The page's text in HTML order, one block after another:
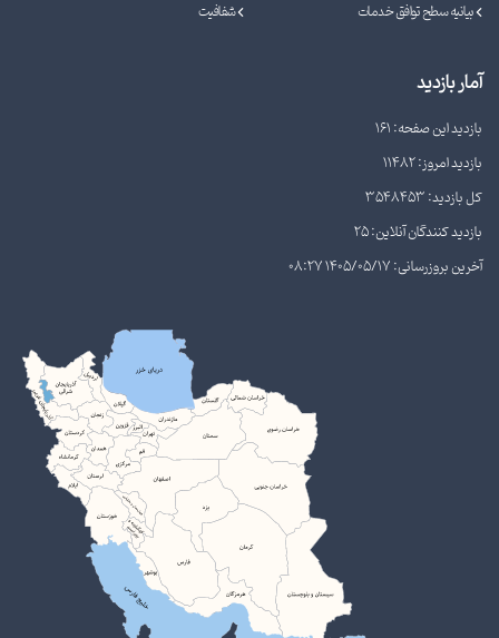
بیانیه سطح توافق خدمات
شفافیت
آمار بازدید
بازدید این صفحه: 161
بازدید امروز: 11482
کل بازدید: 3548453
بازدید کنندگان آنلاین: 25
آخرین بروزرسانی: 1405/05/17 08:27